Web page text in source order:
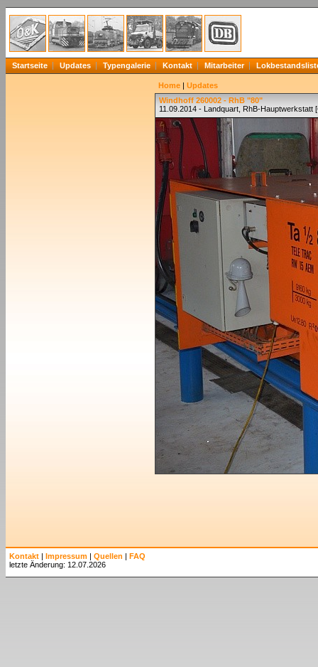
Startseite Updates Typengalerie Kontakt Mitarbeiter
Home | Updates
Windhoff 260002 - RhB "80"
11.09.2014 - Landquart, RhB-Hauptwerkstatt
Kontakt | Impressum | Quellen | FAQ
letzte Änderung: 12.07.2026